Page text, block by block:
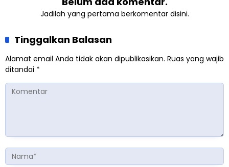
Jadilah yang pertama berkomentar disini.
Tinggalkan Balasan
Alamat email Anda tidak akan dipublikasikan. Ruas yang wajib
ditandai *